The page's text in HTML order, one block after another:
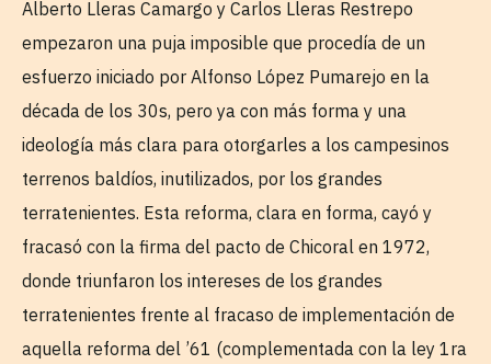
Alberto Lleras Camargo y Carlos Lleras Restrepo
empezaron una puja imposible que procedía de un
esfuerzo iniciado por Alfonso López Pumarejo en la
década de los 30s, pero ya con más forma y una
ideología más clara para otorgarles a los campesinos
terrenos baldíos, inutilizados, por los grandes
terratenientes. Esta reforma, clara en forma, cayó y
fracasó con la firma del pacto de Chicoral en 1972,
donde triunfaron los intereses de los grandes
terratenientes frente al fracaso de implementación de
aquella reforma del ’61 (complementada con la ley 1ra